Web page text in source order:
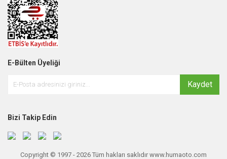
E-Bülten Üyeliği
Kaydet
Bizi Takip Edin
Copyright © 1997 - 2026 Tüm hakları saklıdır www.humaoto.com